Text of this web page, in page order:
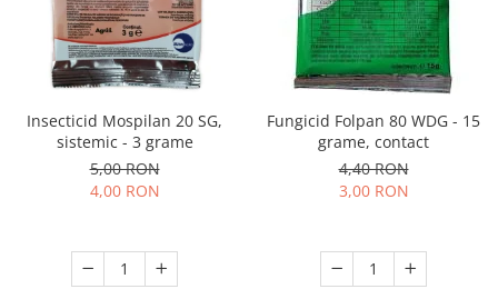
Freza de zapada
Echipamente de curatenie
Insecticid Mospilan 20 SG,
sistemic - 3 grame
5,00 RON
4,00 RON
Fungicid Folpan 80 WDG - 15
grame, contact
4,40 RON
3,00 RON